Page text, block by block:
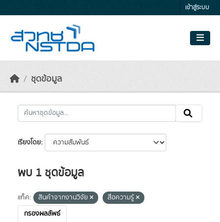
เข้าสู่ระบบ
ชุดข้อมูล
เรียงโดย
พบ 1 ชุดข้อมูล
แท็ค: สินค้าจากงานวิจัย
สื่อความรู้
กรองผลลัพธ์